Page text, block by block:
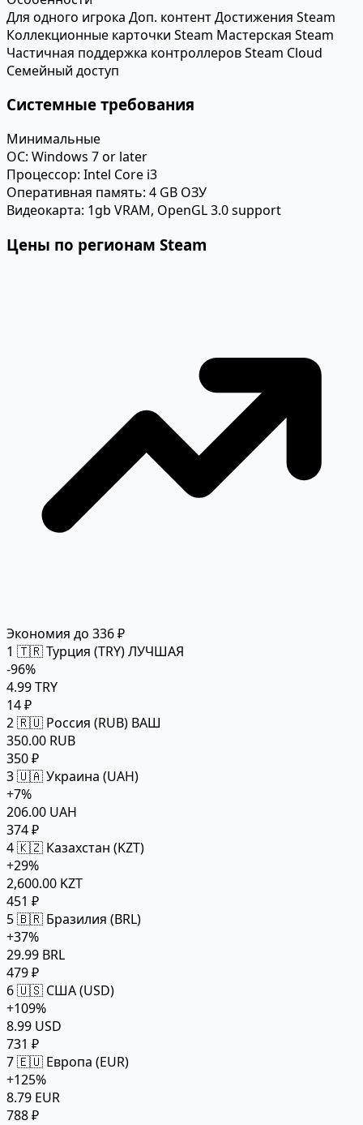
Для одного игрока Доп. контентДостижения Steam
Коллекционные карточки Steam Мастерская Steam
Частичная поддержка контроллеровSteam Cloud
Семейный доступ
Системные требования
Минимальные
ОС: Windows 7 or later
Процессор: Intel Core i3
Оперативная память: 4 GB ОЗУ
Видеокарта: 1gb VRAM, OpenGL 3.0 support
Цены по регионам Steam
Экономия до 336 ₽
1 🇹🇷 Турция (TRY)ЛУЧШАЯ
-96%
4.99 TRY
14 ₽
2🇷🇺 Россия (RUB) ВАШ
350.00 RUB
350 ₽
3🇺🇦 Украина (UAH)
+7%
206.00 UAH
374 ₽
4🇰🇿 Казахстан (KZT)
+29%
2,600.00 KZT
451 ₽
5🇧🇷 Бразилия (BRL)
+37%
29.99 BRL
479 ₽
6🇺🇸 США (USD)
+109%
8.99 USD
731 ₽
7🇪🇺 Европа (EUR)
+125%
8.79 EUR
788 ₽